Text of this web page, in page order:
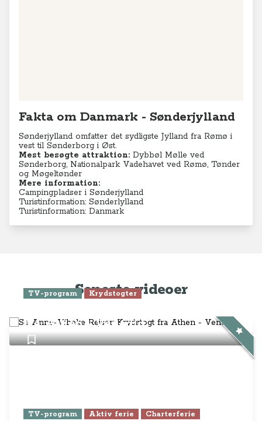
Fakta om Danmark - Sønderjylland
Sønderjylland omfatter det sydligste Jylland fra Rømø i
vest til Sønderborg i Øst.
Mest besøgte attraktion: Dybbøl Mølle ved
Sønderborg, Nationalpark Vadehavet ved Rømø, Tønder
og Møgeltønder
Mere information:
Campingpladser i Sønderjylland
Turistinformation: Sønderlylland
Turistinformation: Danmark
Seneste videoer
TV-program Krydstogter
fra Athen - Venedig
TV-program Aktiv ferie Charterferie